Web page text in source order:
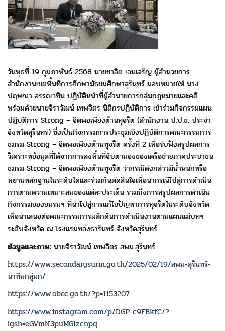
วันพุธที่ 19 กุมภาพันธ์ 2568 นายชวลิต เจนเจริญผู้อำนวยการ
สำนักงานเขตพื้นที่การศึกษามัธยมศึกษาสุรินทร์มอบหมายให้ นาง
ปฤษณา อรรถเวทิน ปฏิบัติหน้าที่ผู้อำนวยการกลุ่มกฎหมายและคดี
พร้อมด้วยนายจิราวัฒน์ เทพจิตร นิติกรปฏิบัติการเข้าร่วมกิจกรรมแผน
ปฏิบัติการ Strong – จิตพอเพียงต้านทุจริต(สำนักงาน ป.ป.ช. ประจำ
จังหวัดสุรินทร์) ซึ่งเป็นกิจกรรมการประชุมเชิงปฏิบัติการคณะกรรมการ
ชมรม Strong – จิตพอเพียงต้านทุจริต ครั้งที่ 2เพื่อรับฟังสรุปผลการ
วิเคราะห์ข้อมูลที่ได้จากการลงพื้นที่จับตามองของเครือข่ายภาคประชาชน
ชมรม Strong – จิตพอเพียงต้านทุจริต ว่ากรณีดังกล่าวมีน้ำหนักหรือ
พยานหลักฐานในระดับใดและร่วมกันตัดสินใจเพื่อนำกรณีไปสู่การดำเนิน
การตามความเหมาะสมของแต่ละประเด็น รวมถึงการสรุปผลการดำเนิน
กิจกรรมของชมรมฯ ที่นำไปสู่การแก้ไขปัญหาการทุจริตในระดับจังหวัด
เพื่อนำเสนอต่อคณะกรรมการผลักดันการดำเนินงานตามแผนแม่บทฯ
ระดับจังหวัดณ โรงแรมทองธารินทร์ จังหวัดสุรินทร์
ข้อมูลและภาพ: นายจิราวัฒน์ เทพจิตร สพม.สุรินทร์
https://www.secondarysurin.go.th/2025/02/19/สพม-สุรินทร์-
นำทีมกลุ่มก/
https://www.obec.go.th/?p=1153207
https://www.instagram.com/p/DGP-c9FBkfC/?
igsh=eGVmN3puMGIzcnpq